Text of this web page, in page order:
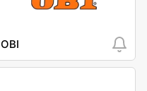
OBI